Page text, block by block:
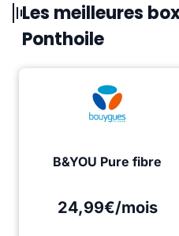
Les meilleures
Ponthoile
B&YOU Pure fibre
24,99€/mois